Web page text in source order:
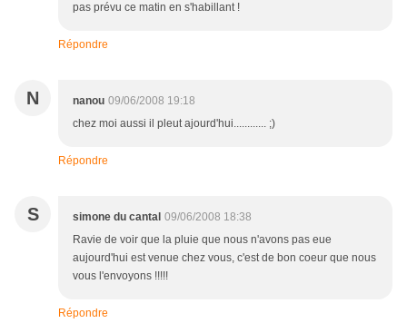
pas prévu ce matin en s'habillant !
Répondre
N nanou 09/06/2008 19:18
chez moi aussi il pleut ajourd'hui............ ;)
Répondre
S simone du cantal 09/06/2008 18:38
Ravie de voir que la pluie que nous n'avons pas eue
aujourd'hui est venue chez vous, c'est de bon coeur que nous
vous l'envoyons !!!!!
Répondre